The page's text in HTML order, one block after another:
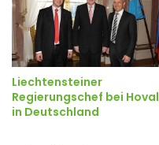
Liechtensteiner
Regierungschef bei Hoval
in Deutschland